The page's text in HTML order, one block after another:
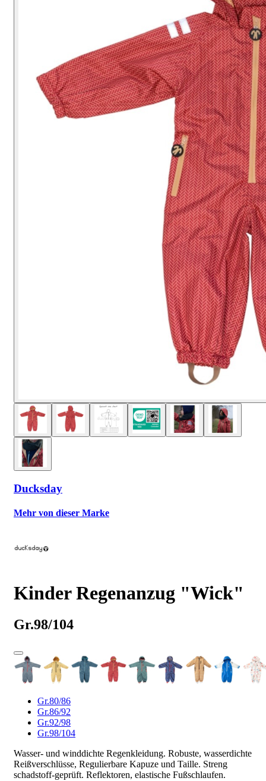
Ducksday
Mehr von dieser Marke
Kinder Regenanzug "Wick"
Gr.98/104
Gr.80/86
Gr.86/92
Gr.92/98
Gr.98/104
Wasser- und winddichte Regenkleidung. Robuste, wasserdichte
Reißverschlüsse, Regulierbare Kapuze und Taille. Streng
schadstoff-geprüft. Reflektoren, elastische Fußschlaufen.